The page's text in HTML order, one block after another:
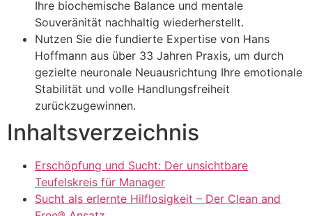
Ihre biochemische Balance und mentale
Souveränität nachhaltig wiederherstellt.
Nutzen Sie die fundierte Expertise von Hans
Hoffmann aus über 33 Jahren Praxis, um durch
gezielte neuronale Neuausrichtung Ihre emotionale
Stabilität und volle Handlungsfreiheit
zurückzugewinnen.
Inhaltsverzeichnis
Erschöpfung und Sucht: Der unsichtbare
Teufelskreis für Manager
Sucht als erlernte Hilflosigkeit – Der Clean and